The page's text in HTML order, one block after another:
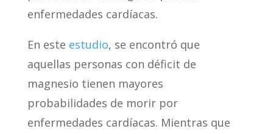
enfermedades cardíacas.
En este estudio, se encontró que
aquellas personas con déficit de
magnesio tienen mayores
probabilidades de morir por
enfermedades cardíacas. Mientras que